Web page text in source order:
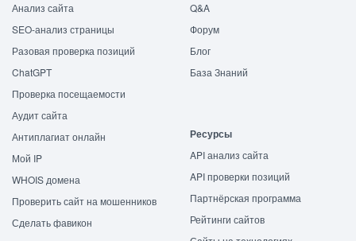
Анализ сайта
SEO-анализ страницы
Разовая проверка позиций
ChatGPT
Проверка посещаемости
Аудит сайта
Антиплагиат онлайн
Мой IP
WHOIS домена
Проверить сайт на мошенников
Сделать фавикон
Q&A
Форум
Блог
База Знаний
Ресурсы
API анализ сайта
API проверки позиций
Партнёрская программа
Рейтинги сайтов